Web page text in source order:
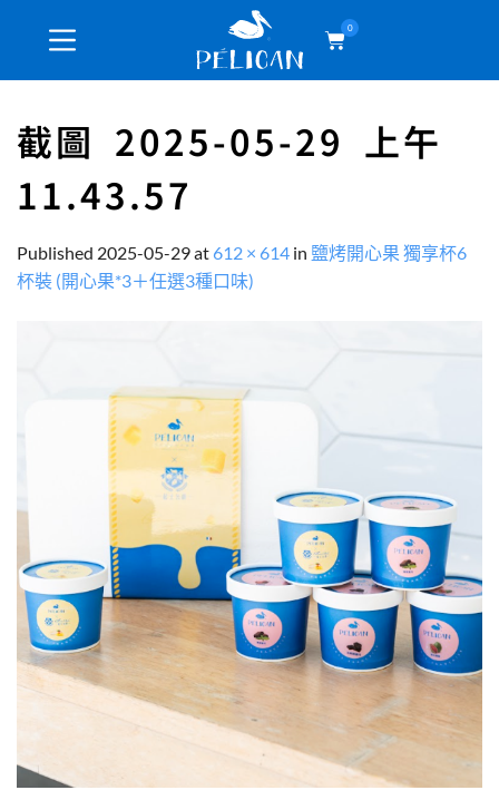
0
截圖 2025-05-29 上午
11.43.57
Published 2025-05-29at 612 × 614 in 鹽烤開心果 獨享杯6
杯裝 (開心果*3＋任選3種口味)